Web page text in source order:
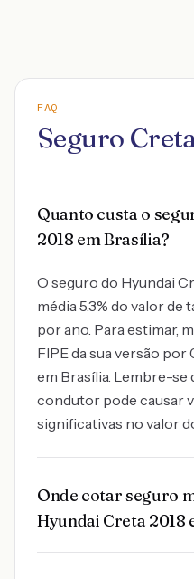
FAQ
Seguro
Quanto custa o
2018 em Brasília?
O seguro do Hyundai
média 5.3% do valor de
por ano. Para estimar,
FIPE da sua versão por
em Brasília. Lembre-se
condutor pode causar
significativas no valor
Onde cotar seguro
Hyundai Creta 2018